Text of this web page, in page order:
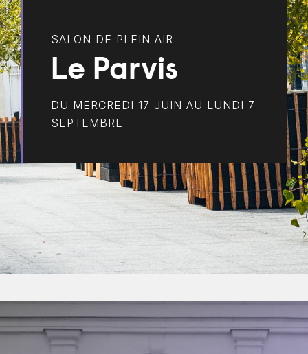
SALON DE PLEIN AIR
Le Parvis
DU MERCREDI 17 JUIN AU LUNDI 7
SEPTEMBRE